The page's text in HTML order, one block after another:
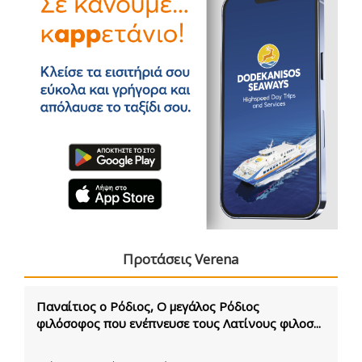
Προτάσεις Verena
Παναίτιος ο Ρόδιος, Ο μεγάλος Ρόδιος
φιλόσοφος που ενέπνευσε τους Λατίνους φιλοσ...